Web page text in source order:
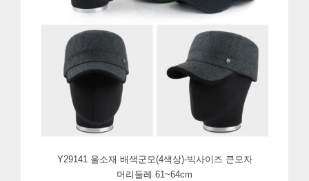
Y29141 울소재 배색군모(4색상)-빅사이즈 큰모자
머리둘레 61~64cm